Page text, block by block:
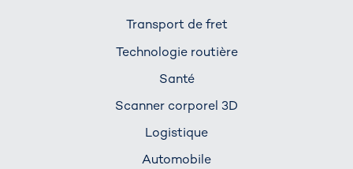
Transport de fret
Technologie routière
Santé
Scanner corporel 3D
Logistique
Automobile